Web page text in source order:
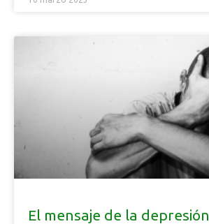
El mensaje de la depresión